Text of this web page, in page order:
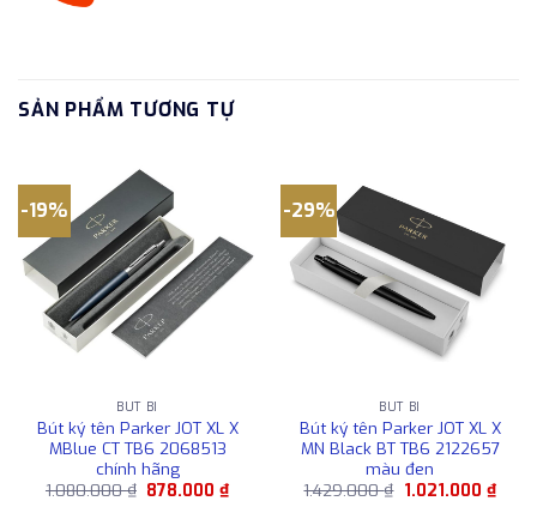
SẢN PHẨM TƯƠNG TỰ
-19%
BÚT BI
Bút ký tên Parker JOT XL X
MBlue CT TB6 2068513
chính hãng
1.080.000₫ Giá
878.000₫Giá
-29%
BÚT BI
Bút ký tên Parker JOT XL X
MN Black BT TB6 2122657
màu đen
1.429.000₫ Giá
1.021.000 ₫Giá